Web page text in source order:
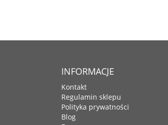
INFORMACJE
Kontakt
Regulamin sklepu
Polityka prywatności
Blog